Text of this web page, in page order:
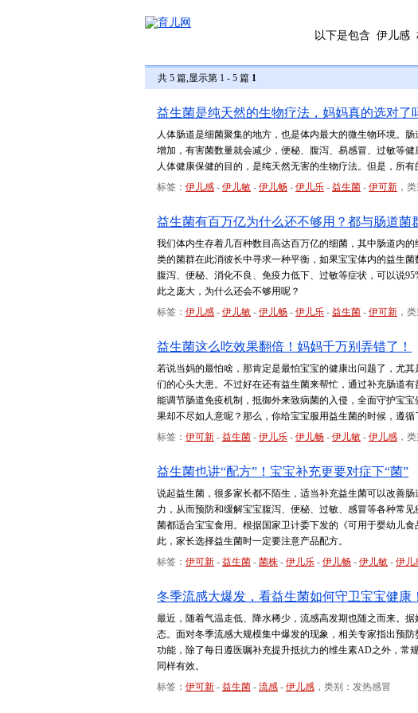
以下是包含 伊儿感
共 5 篇,显示第 1 - 5 篇 1
益生菌是纯天然的生物疗法，妈妈真的选对了
人体肠道是细菌聚集的地方，也是体内最大的微生物环境。
增加，有害菌数量就会减少，便秘、腹泻、易感冒、过敏等
人体健康保健的目的，是纯天然无害的生物疗法。但是，所
标签： 伊儿感 - 伊儿敏 - 伊儿畅 - 伊儿乐 - 益生菌 - 伊可新 ，
益生菌有百万亿为什么还不够用？都与肠道菌
我们体内生存着几百种数目高达百万亿的细菌，其中肠道内
类的菌群在此消彼长中寻求一种平衡，如果宝宝体内的益生
腹泻、便秘、消化不良、免疫力低下、过敏等症状，可以说
此之庞大，为什么还会不够用呢？
标签： 伊儿感 - 伊儿敏 - 伊儿畅 - 伊儿乐 - 益生菌 - 伊可新 ，
益生菌这么吃效果翻倍！妈妈千万别弄错了！
若说当妈的最怕啥，那肯定是最怕宝宝的健康出问题了，尤
们的心头大患。不过好在还有益生菌来帮忙，通过补充肠道
能调节肠道免疫机制，抵御外来致病菌的入侵，全面守护宝
果却不尽如人意呢？那么，你给宝宝服用益生菌的时候，遵循
标签： 伊可新 - 益生菌 - 伊儿乐 - 伊儿畅 - 伊儿敏 - 伊儿感 ，
益生菌也讲“配方”！宝宝补充更要对症下“菌”
说起益生菌，很多家长都不陌生，适当补充益生菌可以改善
力，从而预防和缓解宝宝腹泻、便秘、过敏、感冒等各种常
菌都适合宝宝食用。根据国家卫计委下发的《可用于婴幼儿
此，家长选择益生菌时一定要注意产品配方。
标签： 伊可新 - 益生菌 - 菌株 - 伊儿乐 - 伊儿畅 - 伊儿敏 - 伊儿
冬季流感大爆发，看益生菌如何守卫宝宝健康！
最近，随着气温走低、降水稀少，流感高发期也随之而来。
态。面对冬季流感大规模集中爆发的现象，相关专家指出预
功能，除了每日遵医嘱补充提升抵抗力的维生素AD之外，常
同样有效。
标签： 伊可新 - 益生菌 - 流感 - 伊儿感 ，类别：发热感冒